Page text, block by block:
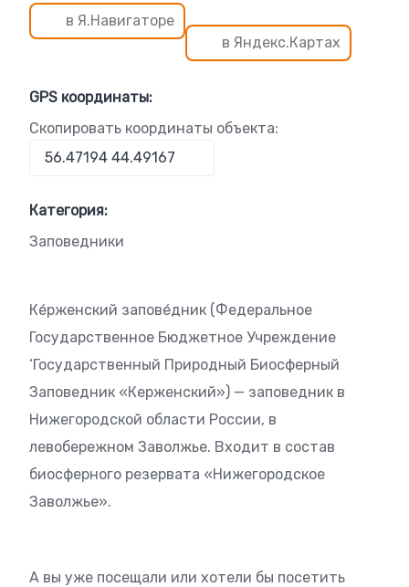
в Я.Навигаторе
в Яндекс.Картах
GPS координаты:
Скопировать координаты объекта:
Категория:
Заповедники
Ке́рженский запове́дник (Федеральное
Государственное Бюджетное Учреждение
‘Государственный Природный Биосферный
Заповедник «Керженский») — заповедник в
Нижегородской области России, в
левобережном Заволжье. Входит в состав
биосферного резервата «Нижегородское
Заволжье».
А вы уже посещали или хотели бы посетить